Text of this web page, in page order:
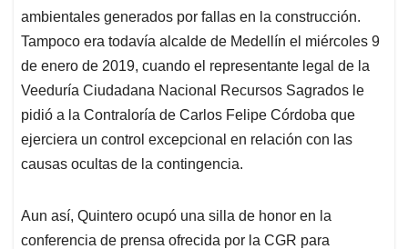
ambientales generados por fallas en la construcción.
Tampoco era todavía alcalde de Medellín el miércoles 9
de enero de 2019, cuando el representante legal de la
Veeduría Ciudadana Nacional Recursos Sagrados le
pidió a la Contraloría de Carlos Felipe Córdoba que
ejerciera un control excepcional en relación con las
causas ocultas de la contingencia.
Aun así, Quintero ocupó una silla de honor en la
conferencia de prensa ofrecida por la CGR para